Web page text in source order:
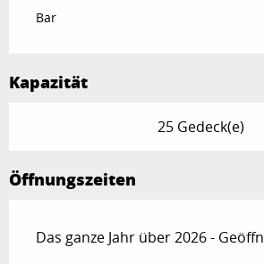
Bar
Kapazität
25 Gedeck(e)
Öffnungszeiten
Das ganze Jahr über 2026 -